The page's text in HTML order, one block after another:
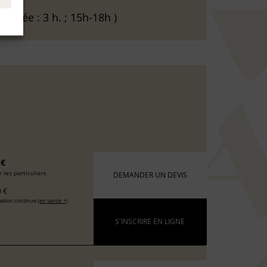
(Durée : 3 h. ; 15h-18h )
les particuliers
€
continue (en savoir +)
DEMANDER UN DEVIS
S'INSCRIRE EN LIGNE